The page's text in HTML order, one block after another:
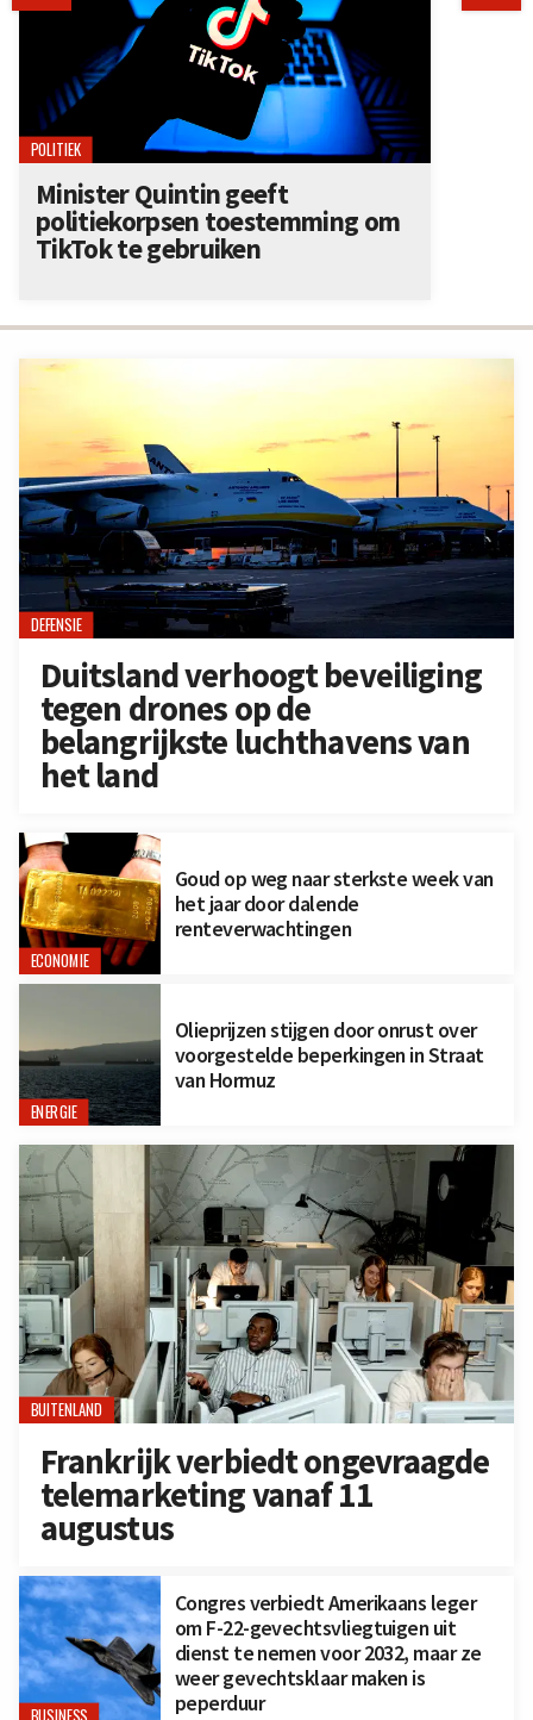
DEFENSIE
Duitsland verhoogt beveiliging
tegen drones op de
belangrijkste luchthavens van
het land
ECONOMIE
Goud op weg naar sterkste week van
het jaar door dalende
renteverwachtingen
ENERGIE
Olieprijzen stijgen door onrust over
voorgestelde beperkingen in Straat
van Hormuz
BUITENLAND
Frankrijk verbiedt ongevraagde
telemarketing vanaf 11
augustus
Congres verbiedt Amerikaans leger
om F-22-gevechtsvliegtuigen uit
dienst te nemen voor 2032, maar ze
weer gevechtsklaar maken is
peperduur
POLITIEK
Minister Quintin geeft
politiekorpsen toestemming om
TikTok te gebruiken